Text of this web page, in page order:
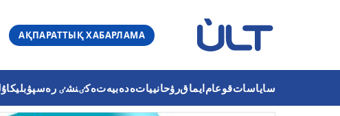
АҚПАРАТТЫҚ ХАБАРЛАМА
ساياساتقوعامايماقرۋحانيياتەدەبيەتەكٸنشٸ رەسپۋبليكا